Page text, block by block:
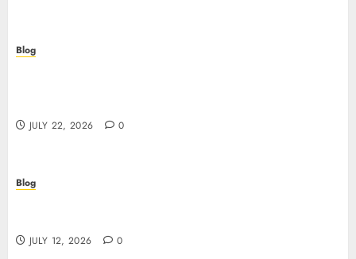
Blog
JULY 22, 2026 0
Blog
JULY 12, 2026 0